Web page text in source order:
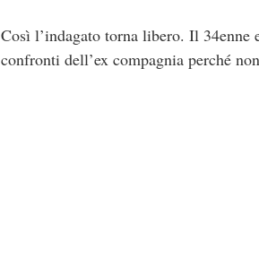
Così l’indagato torna libero. Il 34enne
confronti dell’ex compagnia perché